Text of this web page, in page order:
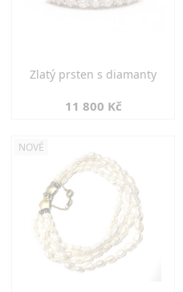
Zlatý prsten s diamanty
11 800 Kč
NOVÉ